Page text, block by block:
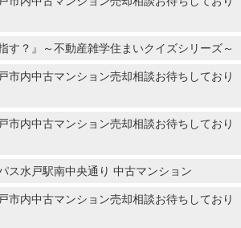
す？』～不動産雑学住まいクイズシリーズ～
市内中古マンション売却相談お待ちしており
市内中古マンション売却相談お待ちしており
ス水戸駅南中央通り 中古マンション
市内中古マンション売却相談お待ちしており